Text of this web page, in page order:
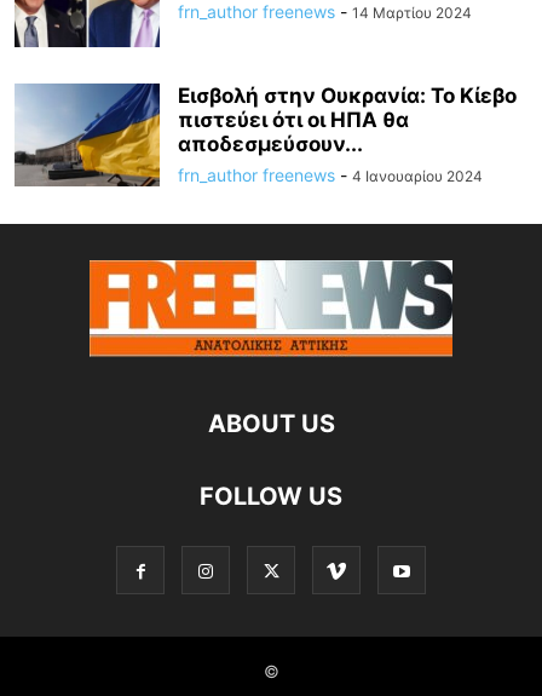
frn_author freenews - 14 Μαρτίου 2024
Εισβολή στην Ουκρανία: Το Κίεβο
πιστεύει ότι οι ΗΠΑ θα
αποδεσμεύσουν...
frn_author freenews - 4 Ιανουαρίου 2024
ABOUT US
FOLLOW US
©